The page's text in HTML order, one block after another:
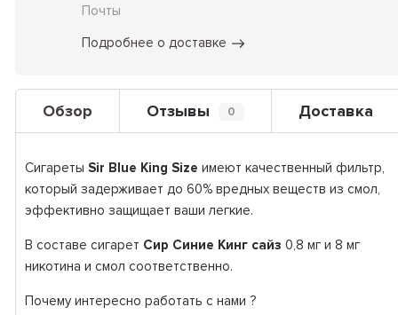
Почты
Подробнее о доставке
Обзор Отзывы 0 Доставка
Сигареты Sir Blue King Size имеют качественный фильтр,
который задерживает до 60% вредных веществ из смол,
эффективно защищает ваши легкие.
В составе сигарет Сир Синие Кинг сайз 0,8 мг и 8 мг
никотина и смол соответственно.
Почему интересно работать с нами ?